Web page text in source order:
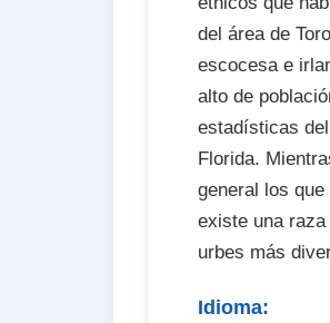
del área de
escocesa e
alto de
estadísticas
Florida.
general los
existe una
urbes más
Idioma: